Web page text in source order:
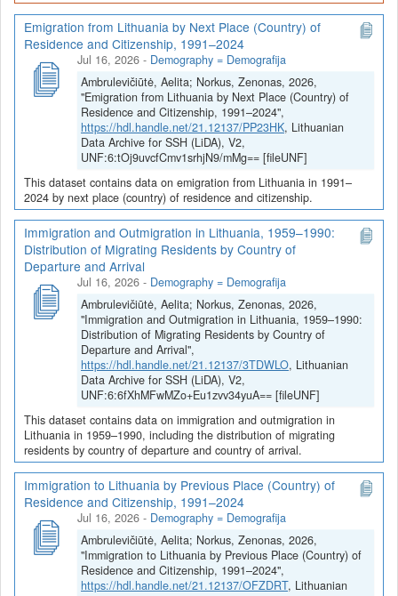
Emigration from Lithuania by Next Place (Country) of
Residence and Citizenship, 1991–2024
Jul 16, 2026 - Demography = Demografija
Ambrulevičiūtė, Aelita; Norkus, Zenonas, 2026,
"Emigration from Lithuania by Next Place (Country) of
Residence and Citizenship, 1991–2024",
https://hdl.handle.net/21.12137/PP23HK, Lithuanian
Data Archive for SSH (LiDA), V2,
UNF:6:tOj9uvcfCmv1srhjN9/mMg== [fileUNF]
This dataset contains data on emigration from Lithuania in 1991–
2024 by next place (country) of residence and citizenship.
Immigration and Outmigration in Lithuania, 1959–1990:
Distribution of Migrating Residents by Country of
Departure and Arrival
Jul 16, 2026 - Demography = Demografija
Ambrulevičiūtė, Aelita; Norkus, Zenonas, 2026,
"Immigration and Outmigration in Lithuania, 1959–1990:
Distribution of Migrating Residents by Country of
Departure and Arrival",
https://hdl.handle.net/21.12137/3TDWLO, Lithuanian
Data Archive for SSH (LiDA), V2,
UNF:6:6fXhMFwMZo+Eu1zvv34yuA== [fileUNF]
This dataset contains data on immigration and outmigration in
Lithuania in 1959–1990, including the distribution of migrating
residents by country of departure and country of arrival.
Immigration to Lithuania by Previous Place (Country) of
Residence and Citizenship, 1991–2024
Jul 16, 2026 - Demography = Demografija
Ambrulevičiūtė, Aelita; Norkus, Zenonas, 2026,
"Immigration to Lithuania by Previous Place (Country) of
Residence and Citizenship, 1991–2024",
https://hdl.handle.net/21.12137/OFZDRT, Lithuanian